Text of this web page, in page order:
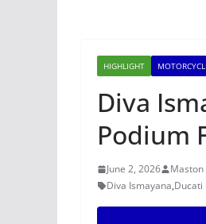
HIGHLIGHT
Diva
Podium
June 2, 2026
Maston
Diva Ismayana,Ducati